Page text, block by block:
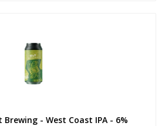
- West Coast IPA - 6%